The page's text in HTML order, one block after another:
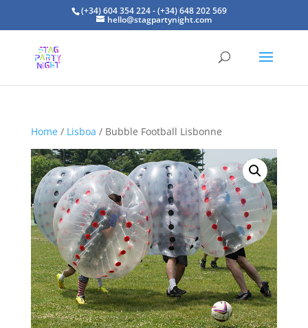
(+34) 604 354 224 - (+34) 648 202 569
hello@stagpartynight.com
Home/ Lisboa / Bubble Football Lisbonne